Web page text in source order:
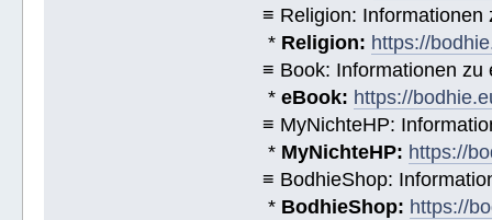
≡ Religion: Informationen
* Religion: https://
≡ Book: Informationen zu
*eBook: https://
≡ MyNichteHP:
* MyNichteHP: https://
≡ BodhieShop:
* BodhieShop: https://